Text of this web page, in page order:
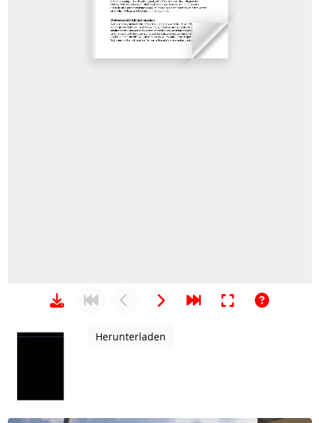
Herunterladen